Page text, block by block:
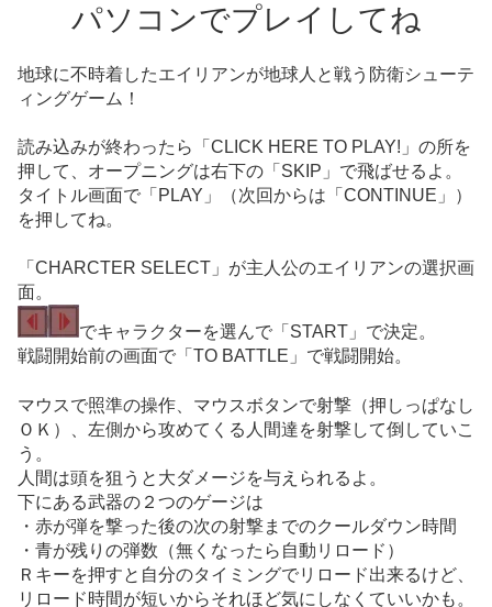
パソコンでプレイしてね
地球に不時着したエイリアンが地球人と戦う防衛シューテ
ィングゲーム！
読み込みが終わったら「CLICK HERE TO PLAY!」の所を
押して、オープニングは右下の「SKIP」で飛ばせるよ。
タイトル画面で「PLAY」（次回からは「CONTINUE」）
を押してね。
「CHARCTER SELECT」が主人公のエイリアンの選択画
面。
でキャラクターを選んで「START」で決定。
戦闘開始前の画面で「TO BATTLE」で戦闘開始。
マウスで照準の操作、マウスボタンで射撃（押しっぱなし
ＯＫ）、左側から攻めてくる人間達を射撃して倒していこ
う。
人間は頭を狙うと大ダメージを与えられるよ。
下にある武器の２つのゲージは
・赤が弾を撃った後の次の射撃までのクールダウン時間
・青が残りの弾数（無くなったら自動リロード）
Ｒキーを押すと自分のタイミングでリロード出来るけど、
リロード時間が短いからそれほど気にしなくていいかも。